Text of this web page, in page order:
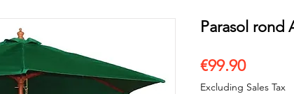
Parasol rond
€99.90Price
Excluding Sales Tax